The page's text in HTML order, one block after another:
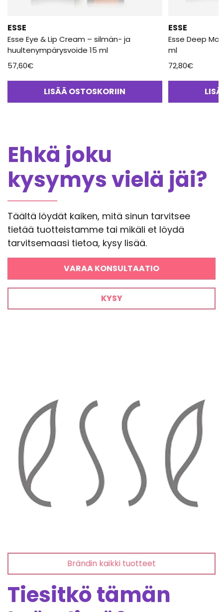
ESSE
Esse Eye & Lip Cream – silmän- ja
huultenympärysvoide 15 ml
57,60€
LISÄÄ OSTOSKORIIN
ESSE
Esse Deep
ml
72,80€
Ehkä joku
kysymys vielä jäi?
Täältä löydät kaiken, mitä sinun tarvitsee
tietää tuotteistamme tai mikäli et löydä
tarvitsemaasi tietoa, kysy lisää.
VARAA KONSULTAATIO
KYSY
Brändin kaikki tuotteet
Tiesitkö tämän